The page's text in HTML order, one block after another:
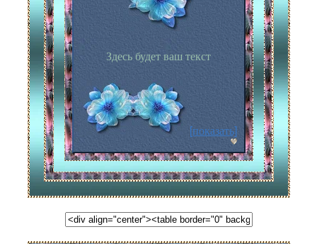
Здесь будет ваш текст
[показать]